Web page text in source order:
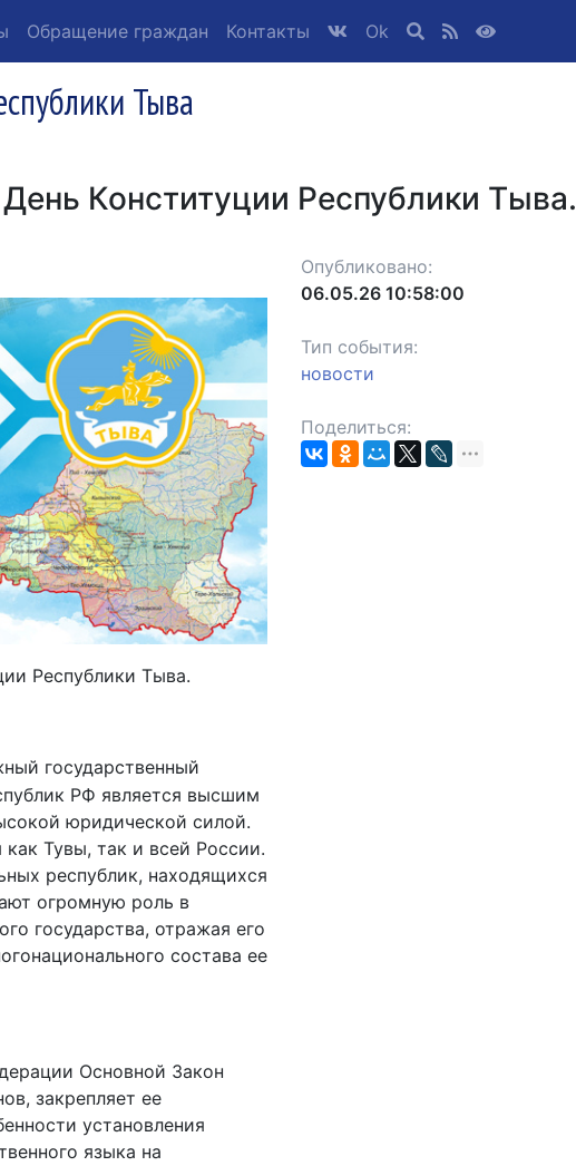
Обращение граждан Контакты Ok
Тыва
Конституции Республики Тыва.
Республики Тыва.
государственный
РФ является высшим
юридической силой.
Тувы, так и всей России.
республик, находящихся
огромную роль в
государства, отражая его
состава ее
Основной Закон
закрепляет ее
установления
языка на
Опубликовано:
06.05.26 10:58:00
Тип события:
новости
Поделиться: